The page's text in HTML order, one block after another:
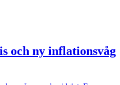
och ny inflationsvåg